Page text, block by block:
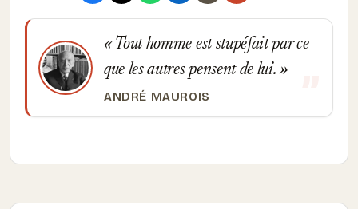
Tout homme est stupéfait par ce
que les autres pensent de lui.
ANDRÉ MAUROIS